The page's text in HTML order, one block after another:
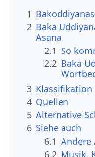
1
2 Baka
Asana
2.1 So
2.2 Baka
3 Klassifikation
4 Quellen
5 Alternative
6 Siehe auch
6.1 Andere
6.2 Musik,